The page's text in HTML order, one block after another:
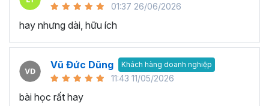
01:37 26/06/2026
hay nhưng dài, hữu ích
Vũ Đức Dũng Khách hàng doanh nghiệp
11:43 11/05/2026
bài học rất hay